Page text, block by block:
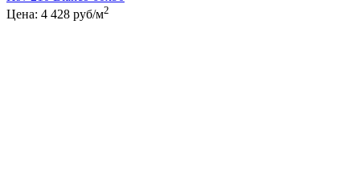
Цена: 4 428 руб/м2